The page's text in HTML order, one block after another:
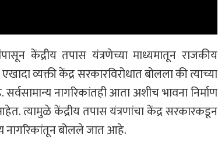
केंद्रीय तपास यंत्रणेच्या माध्यमातून राजकीय
व्यक्ती केंद्र सरकारविरोधात बोलला की त्याच्या
नागरिकांतही आता अशीच भावना निर्माण
त्यामुळे केंद्रीय तपास यंत्रणांचा केंद्र सरकारकडून
नागरिकांतून बोलले जात आहे.